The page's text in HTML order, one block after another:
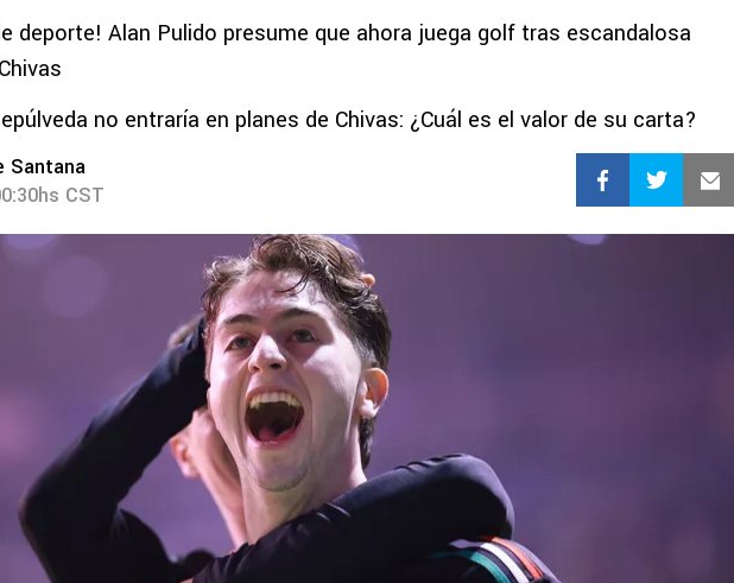
deporte! Alan Pulido presume que ahora juega golf tras escandalosa
no entraría en planes de Chivas: ¿Cuál es el valor de su carta?
Santana
CST